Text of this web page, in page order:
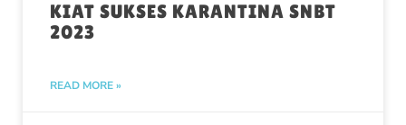
KIAT SUKSES KARANTINA SNBT
2023
READ MORE »